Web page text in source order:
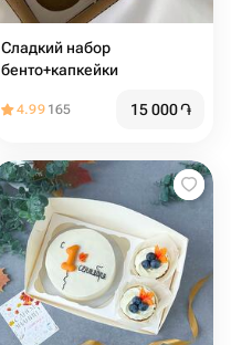
Сладкий набор
бенто+капкейки
4.99 165 15 000֏